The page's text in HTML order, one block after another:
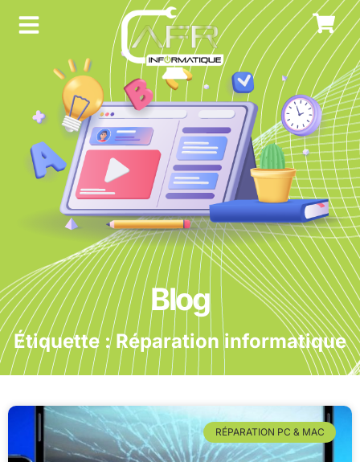
Blog
Étiquette : Réparation informatique
RÉPARATION PC & MAC